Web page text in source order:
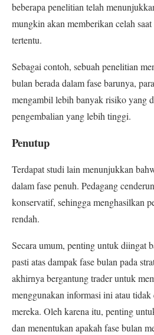
beberapa penelitian telah
mungkin akan memberikan celah
tertentu.
Sebagai contoh, sebuah penelitian
bulan berada dalam fase barunya,
mengambil lebih banyak risiko yang
pengembalian yang lebih tinggi.
Penutup
Terdapat studi lain menunjukkan
dalam fase penuh. Pedagang
konservatif, sehingga menghasilkan
rendah.
Secara umum, penting untuk diingat
pasti atas dampak fase bulan pada
akhirnya bergantung trader untuk
menggunakan informasi ini atau
mereka. Oleh karena itu, penting
dan menentukan apakah fase bulan